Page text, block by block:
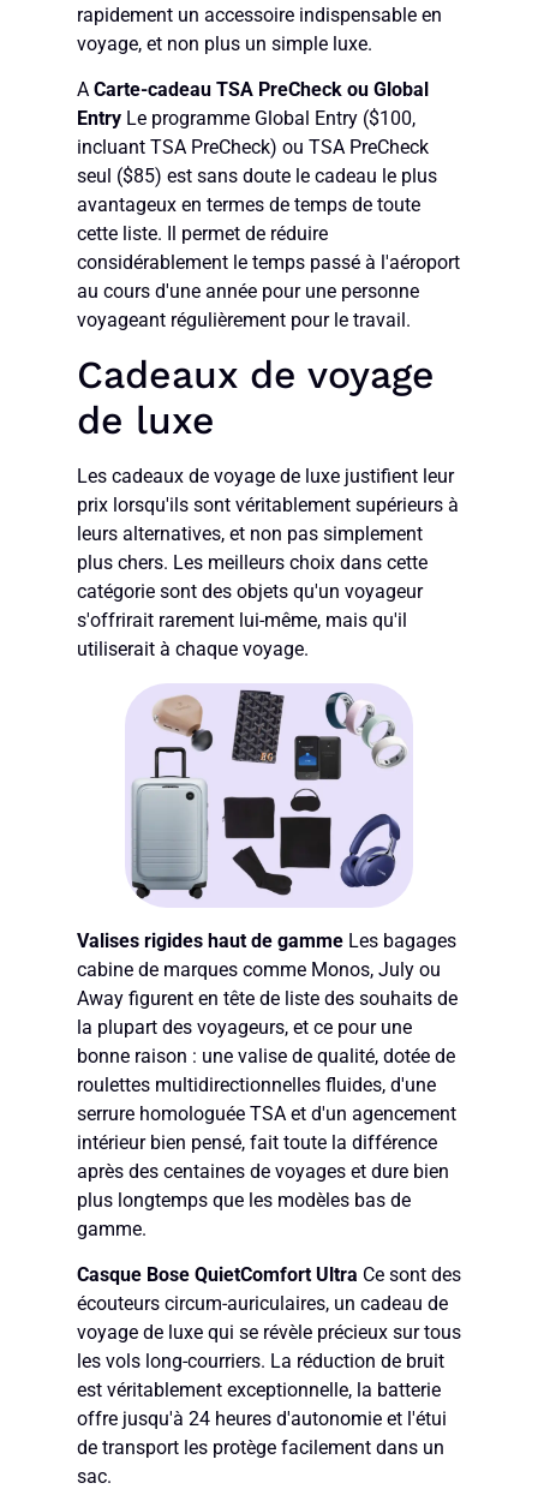
rapidement un accessoire indispensable en
voyage, et non plus un simple luxe.
A Carte-cadeau TSA PreCheck ou Global
Entry Le programme Global Entry ($100,
incluant TSA PreCheck) ou TSA PreCheck
seul ($85) est sans doute le cadeau le plus
avantageux en termes de temps de toute
cette liste. Il permet de réduire
considérablement le temps passé à l'aéroport
au cours d'une année pour une personne
voyageant régulièrement pour le travail.
Cadeaux de voyage
de luxe
Les cadeaux de voyage de luxe justifient leur
prix lorsqu'ils sont véritablement supérieurs à
leurs alternatives, et non pas simplement
plus chers. Les meilleurs choix dans cette
catégorie sont des objets qu'un voyageur
s'offrirait rarement lui-même, mais qu'il
utiliserait à chaque voyage.
Valises rigides haut de gamme Les bagages
cabine de marques comme Monos, July ou
Away figurent en tête de liste des souhaits de
la plupart des voyageurs, et ce pour une
bonne raison : une valise de qualité, dotée de
roulettes multidirectionnelles fluides, d'une
serrure homologuée TSA et d'un agencement
intérieur bien pensé, fait toute la différence
après des centaines de voyages et dure bien
plus longtemps que les modèles bas de
gamme.
Casque Bose QuietComfort Ultra Ce sont des
écouteurs circum-auriculaires, un cadeau de
voyage de luxe qui se révèle précieux sur tous
les vols long-courriers. La réduction de bruit
est véritablement exceptionnelle, la batterie
offre jusqu'à 24 heures d'autonomie et l'étui
de transport les protège facilement dans un
sac.